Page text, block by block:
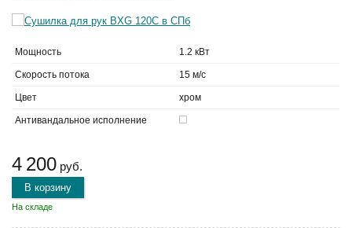
Мощность 1.2 кВт
Скорость потока 15 м/с
Цвет хром
Антивандальное исполнение
4 200 руб.
В корзину
На складе